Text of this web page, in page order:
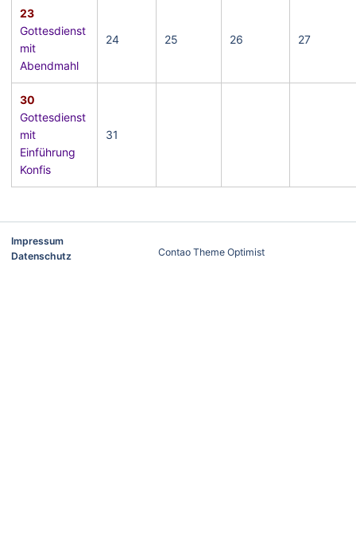
23
Gottesdienst
mit
Abendmahl
24 25 26 27
30
Gottesdienst
mit
Einführung
Konfis
31
Impressum
Datenschutz
Contao Theme Optimist